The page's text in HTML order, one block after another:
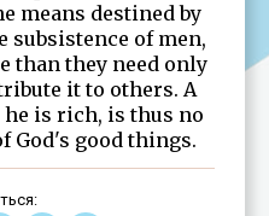
means destined by
subsistence of men,
than they need only
it to others. A
is rich, is thus no
God's good things.